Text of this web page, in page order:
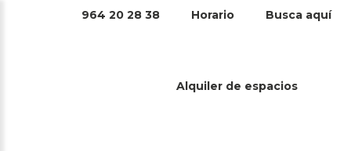
964 20 28 38 Horario Busca aquí
Alquiler de espacios